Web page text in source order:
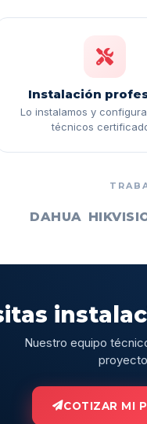
Instalación
Lo instalamos y
técnicos
DAHUA
Nuestro equipo
COTIZAR MI